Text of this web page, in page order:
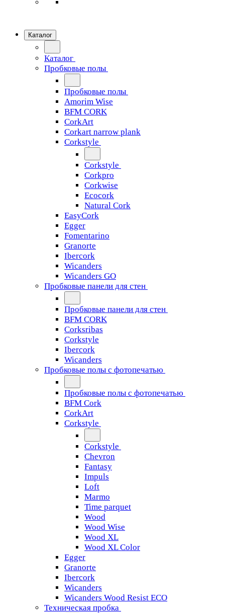
Каталог
Каталог
Пробковые полы
Пробковые полы
Amorim Wise
BFM CORK
CorkArt
Corkart narrow plank
Corkstyle
Corkstyle
Corkpro
Corkwise
Ecocork
Natural Cork
EasyCork
Egger
Fomentarino
Granorte
Ibercork
Wicanders
Wicanders GO
Пробковые панели для стен
Пробковые панели для стен
BFM CORK
Corksribas
Corkstyle
Ibercork
Wicanders
Пробковые полы с фотопечатью
Пробковые полы с фотопечатью
BFM Cork
CorkArt
Corkstyle
Corkstyle
Chevron
Fantasy
Impuls
Loft
Marmo
Time parquet
Wood
Wood Wise
Wood XL
Wood XL Color
Egger
Granorte
Ibercork
Wicanders
Wicanders Wood Resist ECO
Техническая пробка